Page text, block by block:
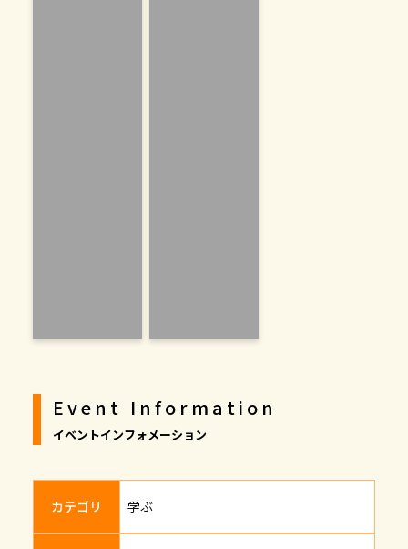
Event Information
イベントインフォメーション
カテゴリ 学ぶ